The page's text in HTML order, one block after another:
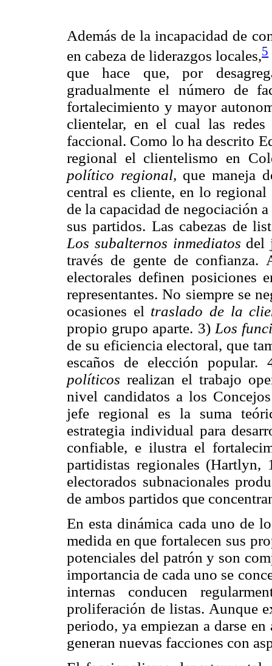
Además de la incapacidad de
en cabeza de liderazgos locales,5
que hace que, por
gradualmente el número de
fortalecimiento y mayor
clientelar, en el cual las
faccional. Como lo ha descrito
regional el clientelismo en
político regional, que maneja
central es cliente, en lo
de la capacidad de negociación
sus partidos. Las cabezas de
Los subalternos inmediatos del
través de gente de confianza.
electorales definen posiciones
representantes. No siempre se
ocasiones el traslado de la
propio grupo aparte. 3) Los
de su eficiencia electoral, que
escaños de elección
políticos realizan el trabajo
nivel candidatos a los
jefe regional es la suma
estrategia individual para
confiable, e ilustra el
partidistas regionales
electorados subnacionales
de ambos partidos que
En esta dinámica cada uno de
medida en que fortalecen sus
potenciales del patrón y son
importancia de cada uno se
internas conducen
proliferación de listas. Aunque
periodo, ya empiezan a darse
generan nuevas facciones con